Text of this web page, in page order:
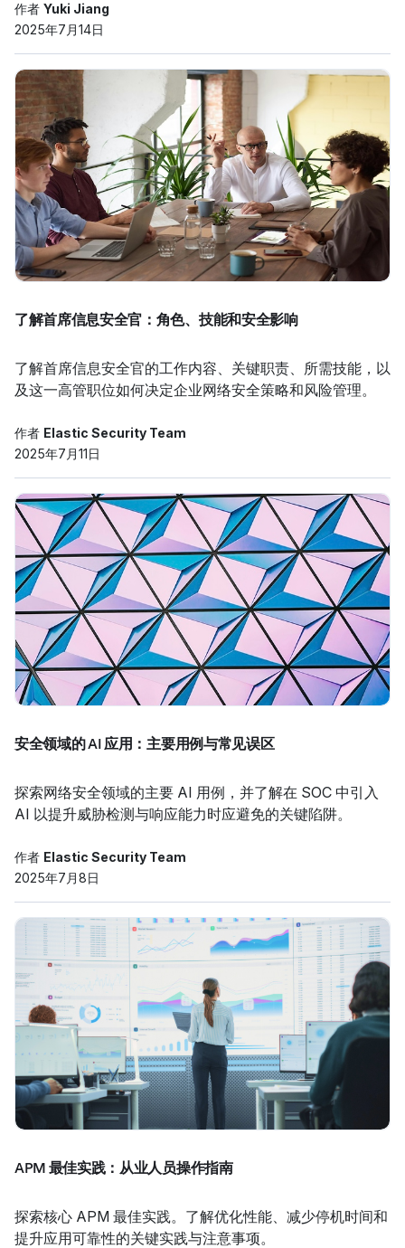
作者 Yuki Jiang
2025年7月14日
了解首席信息安全官：角色、技能和安全影响
了解首席信息安全官的工作内容、关键职责、所需技能，以
及这一高管职位如何决定企业网络安全策略和风险管理。
作者 Elastic Security Team
2025年7月11日
安全领域的 AI 应用：主要用例与常见误区
探索网络安全领域的主要 AI 用例，并了解在 SOC 中引入
AI 以提升威胁检测与响应能力时应避免的关键陷阱。
作者 Elastic Security Team
2025年7月8日
APM 最佳实践：从业人员操作指南
探索核心 APM 最佳实践。了解优化性能、减少停机时间和
提升应用可靠性的关键实践与注意事项。